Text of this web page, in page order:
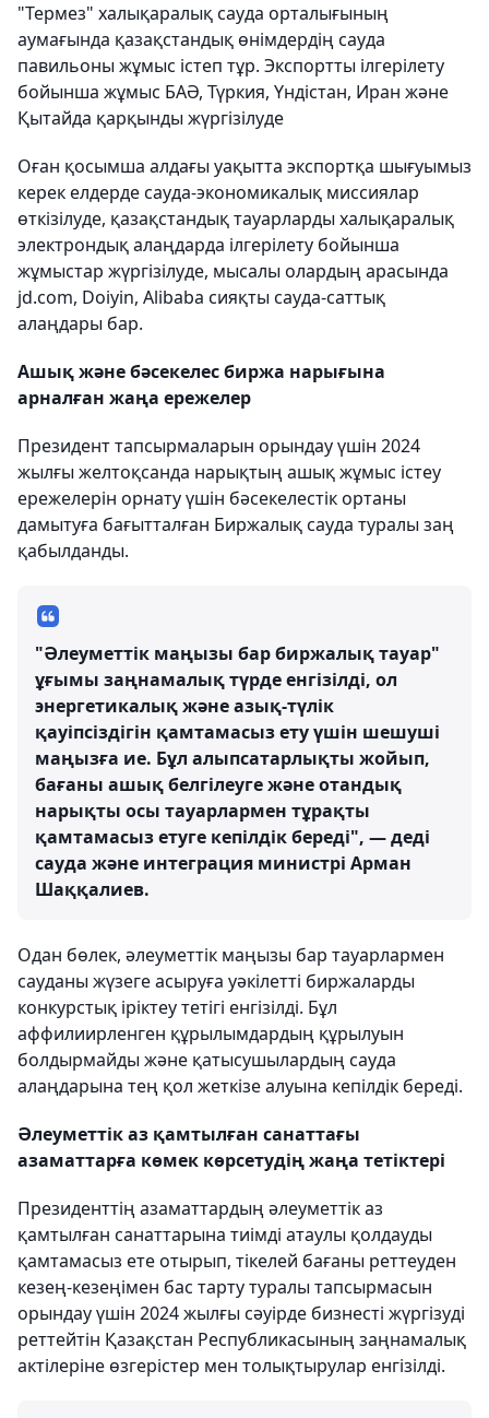
"Термез" халықаралық сауда орталығының
аумағында қазақстандық өнімдердің сауда
павильоны жұмыс істеп тұр. Экспортты ілгерілету
бойынша жұмыс БАӘ, Түркия, Үндістан, Иран және
Қытайда қарқынды жүргізілуде
Оған қосымша алдағы уақытта экспортқа шығуымыз
керек елдерде сауда-экономикалық миссиялар
өткізілуде, қазақстандық тауарларды халықаралық
электрондық алаңдарда ілгерілету бойынша
жұмыстар жүргізілуде, мысалы олардың арасында
jd.com, Doiyin, Alibaba сияқты сауда-саттық
алаңдары бар.
Ашық және бәсекелес биржа нарығына
арналған жаңа ережелер
Президент тапсырмаларын орындау үшін 2024
жылғы желтоқсанда нарықтың ашық жұмыс істеу
ережелерін орнату үшін бәсекелестік ортаны
дамытуға бағытталған Биржалық сауда туралы заң
қабылданды.
"Әлеуметтік маңызы бар биржалық тауар"
ұғымы заңнамалық түрде енгізілді, ол
энергетикалық және азық-түлік
қауіпсіздігін қамтамасыз ету үшін шешуші
маңызға ие. Бұл алыпсатарлықты жойып,
бағаны ашық белгілеуге және отандық
нарықты осы тауарлармен тұрақты
қамтамасыз етуге кепілдік береді", — деді
сауда және интеграция министрі Арман
Шаққалиев.
Одан бөлек, әлеуметтік маңызы бар тауарлармен
сауданы жүзеге асыруға уәкілетті биржаларды
конкурстық іріктеу тетігі енгізілді. Бұл
аффилиирленген құрылымдардың құрылуын
болдырмайды және қатысушылардың сауда
алаңдарына тең қол жеткізе алуына кепілдік береді.
Әлеуметтік аз қамтылған санаттағы
азаматтарға көмек көрсетудің жаңа тетіктері
Президенттің азаматтардың әлеуметтік аз
қамтылған санаттарына тиімді атаулы қолдауды
қамтамасыз ете отырып, тікелей бағаны реттеуден
кезең-кезеңімен бас тарту туралы тапсырмасын
орындау үшін 2024 жылғы сәуірде бизнесті жүргізуді
реттейтін Қазақстан Республикасының заңнамалық
актілеріне өзгерістер мен толықтырулар енгізілді.